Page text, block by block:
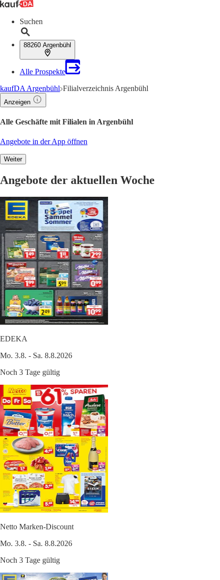
Suchen
88260 Argenbühl
Alle Prospekte
kaufDA Argenbühl Filialverzeichnis Argenbühl
Anzeigen
Alle Geschäfte mit Filialen in Argenbühl
Angebote in der App öffnen
Weiter
Angebote der aktuellen Woche
EDEKA
Mo. 3.8. - Sa. 8.8.2026
Noch 3 Tage gültig
Netto Marken-Discount
Mo. 3.8. - Sa. 8.8.2026
Noch 3 Tage gültig